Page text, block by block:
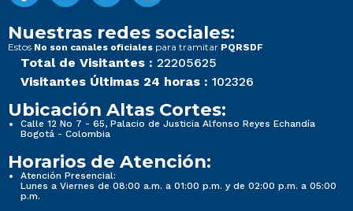
Nuestras redes sociales:
Estos No son canales oficiales para tramitar PQRSDF
Total de Visitantes : 22205625
Visitantes Últimas 24 horas : 102326
Ubicación Altas Cortes:
Calle 12 No 7 - 65, Palacio de Justicia Alfonso Reyes Echandía
Bogotá - Colombia
Horarios de Atención:
Atención Presencial:
Lunes a Viernes de 08:00 a.m. a 01:00 p.m. y de 02:00 p.m. a 05:00
p.m.